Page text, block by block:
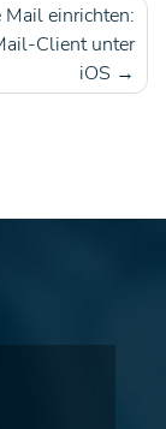
einrichten:
Client unter
iOS